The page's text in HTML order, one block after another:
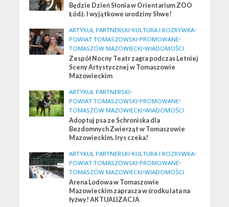
Będzie Dzień Słonia w Orientarium ZOO
Łódź. I wyjątkowe urodziny Shwe!
ARTYKUŁ PARTNERSKI•KULTURA I ROZRYWKA•
POWIAT TOMASZOWSKI•PROMOWANE•
TOMASZÓW MAZOWIECKI•WIADOMOŚCI
Zespół Nocny Teatr zagra podczas Letniej
Sceny Artystycznej w Tomaszowie
Mazowieckim
ARTYKUŁ PARTNERSKI•
POWIAT TOMASZOWSKI•PROMOWANE•
TOMASZÓW MAZOWIECKI•WIADOMOŚCI
Adoptuj psa ze Schroniska dla
Bezdomnych Zwierząt w Tomaszowie
Mazowieckim. Irys czeka!
ARTYKUŁ PARTNERSKI•KULTURA I ROZRYWKA•
POWIAT TOMASZOWSKI•PROMOWANE•
TOMASZÓW MAZOWIECKI•WIADOMOŚCI
Arena Lodowa w Tomaszowie
Mazowieckim zaprasza w środku lata na
łyżwy! AKTUALIZACJA